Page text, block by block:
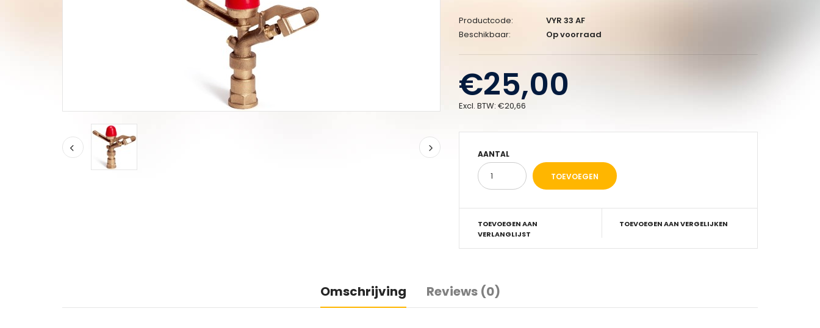
Productcode:
VYR 33 AF
Beschikbaar:
Op voorraad
€25,00
Excl. BTW: €20,66
AANTAL
TOEVOEGEN AAN
VERLANGLIJST
TOEVOEGEN AAN VERGELIJKEN
Omschrijving Reviews (0)